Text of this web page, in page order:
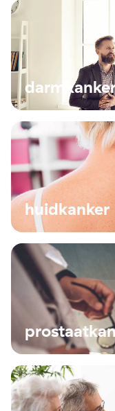
huidkanker